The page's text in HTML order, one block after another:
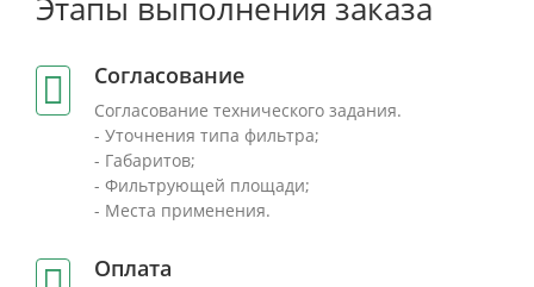
Этапы выполнения заказа
Согласование
Согласование технического задания.
- Уточнения типа фильтра;
- Габаритов;
- Фильтрующей площади;
- Места применения.
Оплата